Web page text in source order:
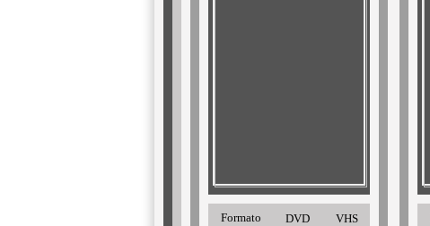
Formato DVD VHS